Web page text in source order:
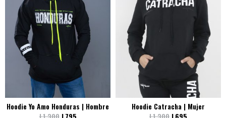
Hoodie Yo Amo Honduras | Hombre
Hoodie Catracha | Mujer